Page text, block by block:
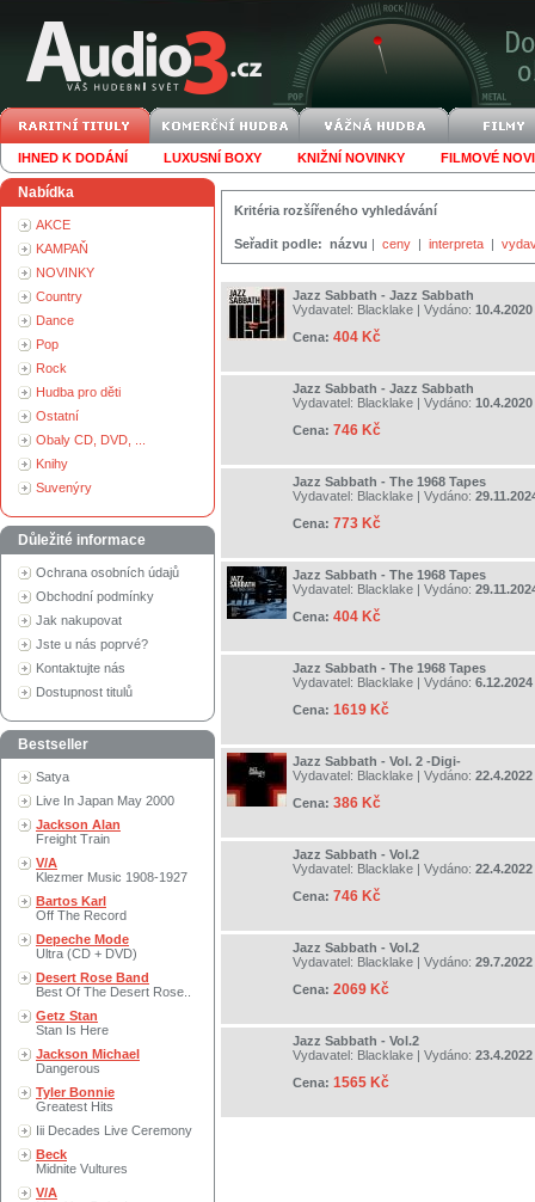
IHNED K DODÁNÍ LUXUSNÍ BOXY KNIŽNÍ NOVINKY FILMOVÉ
Nabídka
AKCE
KAMPAŇ
NOVINKY
Country
Dance
Pop
Rock
Hudba pro děti
Ostatní
Obaly CD, DVD, ...
Knihy
Suvenýry
Důležité informace
Ochrana osobních údajů
Obchodní podmínky
Jak nakupovat
Jste u nás poprvé?
Kontaktujte nás
Dostupnost titulů
Bestseller
Satya
Live In Japan May 2000
Jackson Alan
Freight Train
V/A
Klezmer Music 1908-1927
Bartos Karl
Off The Record
Depeche Mode
Ultra (CD + DVD)
Desert Rose Band
Best Of The Desert Rose..
Getz Stan
Stan Is Here
Jackson Michael
Dangerous
Tyler Bonnie
Greatest Hits
Iii Decades Live Ceremony
Beck
Midnite Vultures
V/A
Kritéria rozšířeného vyhledávání
Seřadit podle: názvu | ceny | interpreta |
Jazz Sabbath - Jazz Sabbath
Vydavatel: Blacklake | Vydáno: 10.4.2020
Cena: 404 Kč
Jazz Sabbath - Jazz Sabbath
Vydavatel: Blacklake | Vydáno: 10.4.2020
Cena: 746 Kč
Jazz Sabbath - The 1968 Tapes
Vydavatel: Blacklake | Vydáno:
Cena: 773 Kč
Jazz Sabbath - The 1968 Tapes
Vydavatel: Blacklake | Vydáno:
Cena: 404 Kč
Jazz Sabbath - The 1968 Tapes
Vydavatel: Blacklake | Vydáno: 6.12.2024
Cena: 1619 Kč
Jazz Sabbath - Vol. 2 -Digi-
Vydavatel: Blacklake | Vydáno: 22.4.2022
Cena: 386 Kč
Jazz Sabbath - Vol.2
Vydavatel: Blacklake | Vydáno: 22.4.2022
Cena: 746 Kč
Jazz Sabbath - Vol.2
Vydavatel: Blacklake | Vydáno: 29.7.2022
Cena: 2069 Kč
Jazz Sabbath - Vol.2
Vydavatel: Blacklake | Vydáno: 23.4.2022
Cena: 1565 Kč